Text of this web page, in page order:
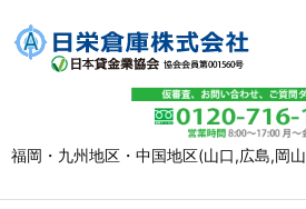
福岡・九州地区・中国地区(山口,広島,岡